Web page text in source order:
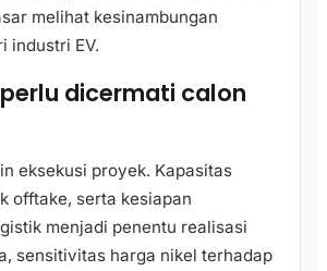
melihat kesinambungan
industri EV.
dicermati calon
eksekusi proyek. Kapasitas
offtake, serta kesiapan
menjadi penentu realisasi
sensitivitas harga nikel terhadap